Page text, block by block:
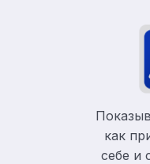
как
себе и